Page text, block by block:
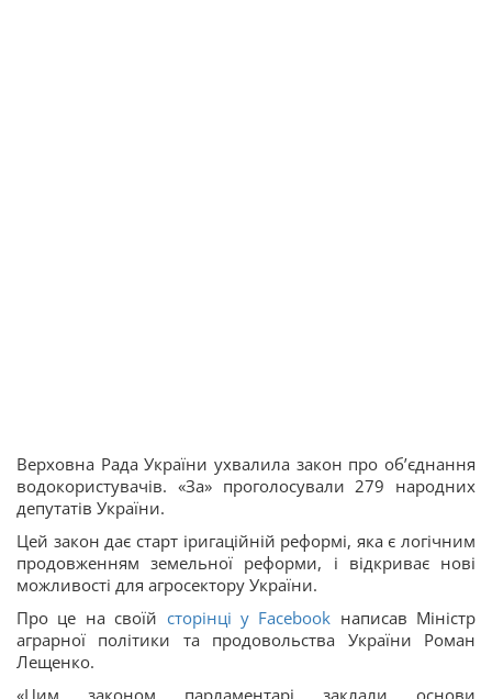
Верховна Рада України ухвалила закон про об’єднання
водокористувачів. «За» проголосували 279 народних
депутатів України.
Цей закон дає старт іригаційній реформі, яка є логічним
продовженням земельної реформи, і відкриває нові
можливості для агросектору України.
Про це на своїй сторінці у Facebook написав Міністр
аграрної політики та продовольства України Роман
Лещенко.